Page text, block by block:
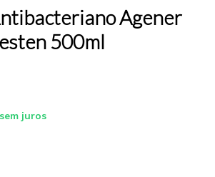
Agener
500ml
sem juros